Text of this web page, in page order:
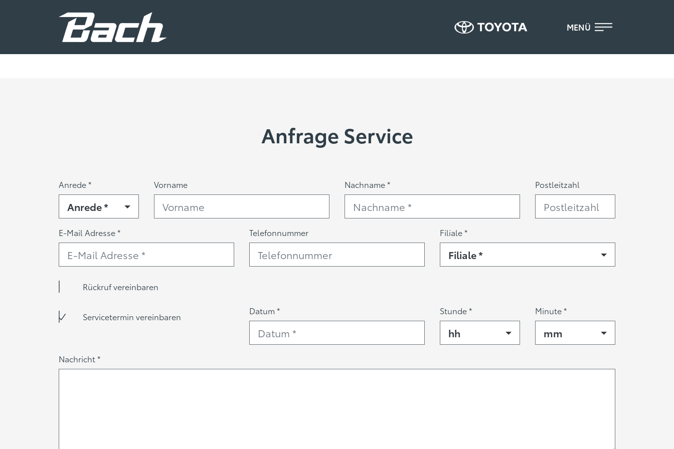
MENÜ
Anfrage Service
Anrede *
Anrede *
Vorname Nachname * Postleitzahl
E-Mail Adresse * Telefonnummer Filiale *
Filiale *
Rückruf vereinbaren
Servicetermin vereinbaren
Datum * Stunde *
hh
Minute *
mm
Nachricht *